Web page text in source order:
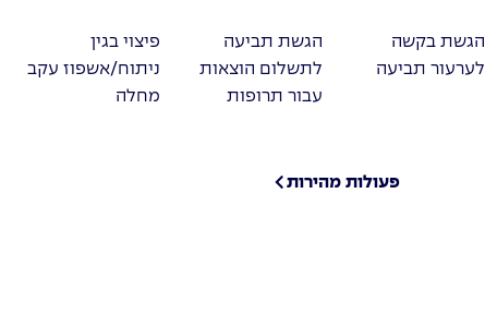
הגשת בקשה
לערעור תביעה
הגשת תביעה
לתשלום הוצאות
עבור תרופות
פיצוי בגין
ניתוח/אשפוז עקב
מחלה
פעולות מהירות